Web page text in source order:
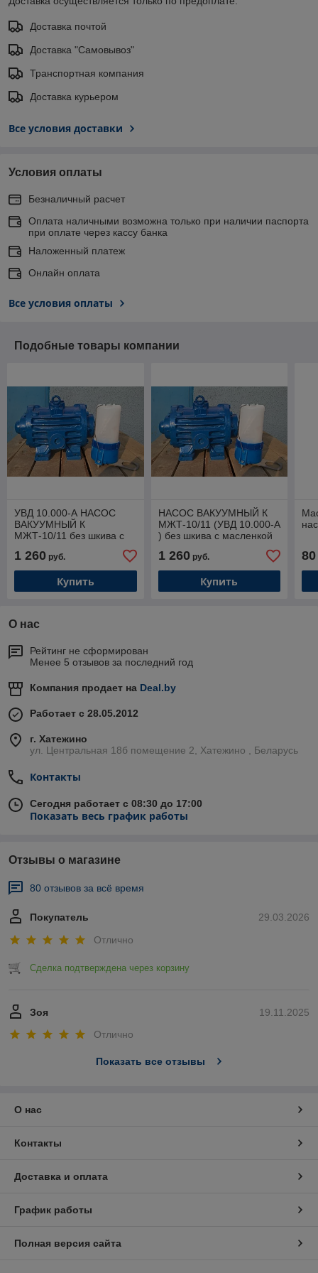
Доставка почтой
Доставка "Самовывоз"
Транспортная компания
Доставка курьером
Все условия доставки
Условия оплаты
Безналичный расчет
Оплата наличными возможна только при наличии паспорта
при оплате через кассу банка
Наложенный платеж
Онлайн оплата
Все условия оплаты
Подобные товары компании
УВД 10.000-А НАСОС
ВАКУУМНЫЙ К
МЖТ-10/11 без шкива с
1 260 руб.
Купить
НАСОС ВАКУУМНЫЙ К
МЖТ-10/11 (УВД 10.000-А
) без шкива с масленкой
1 260руб.
Купить
80
О нас
Рейтинг не сформирован
Менее 5 отзывов за последний год
Компания продает на Deal.by
Работает с 28.05.2012
г. Хатежино
ул. Центральная 18б помещение 2, Хатежино , Беларусь
Контакты
Сегодня работает с 08:30 до 17:00
Показать весь график работы
Отзывы о магазине
80 отзывов за всё время
29.03.2026
Покупатель
Отлично
Сделка подтверждена через корзину
19.11.2025
Зоя
Отлично
Показать все отзывы
О нас
Контакты
Доставка и оплата
График работы
Полная версия сайта